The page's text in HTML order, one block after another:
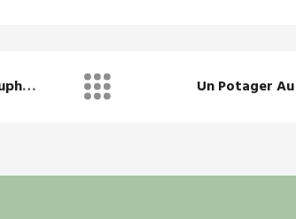
Couleurs Automnales Au Château De La Dauphine Un Potager